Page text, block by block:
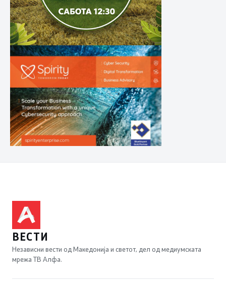
ВЕСТИ
Независни вести од Македонија и светот, дел од медиумската
мрежа ТВ Алфа.